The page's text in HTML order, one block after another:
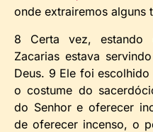
onde extrairemos alguns
8 Certa vez,
Zacarias estava
Deus. 9 Ele foi
o costume do
do Senhor e oferecer
de oferecer incenso, o